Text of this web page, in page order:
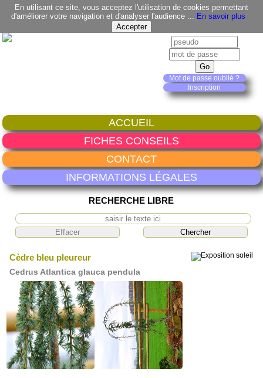
En utilisant ce site, vous acceptez l'utilisation de cookies permettant
d'améliorer votre navigation et d'analyser l'audience ... En savoir plus
Mot de passe oublié ?
Inscription
ACCUEIL
FICHES CONSEILS
CONTACT
INFORMATIONS LÉGALES
RECHERCHE LIBRE
Cèdre bleu pleureur
Cedrus Atlantica glauca pendula